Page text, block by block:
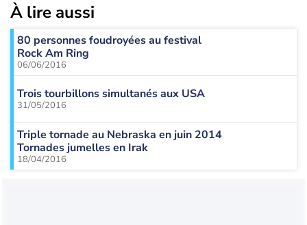
À lire aussi
80 personnes foudroyées au festival
Rock Am Ring
06/06/2016
Trois tourbillons simultanés aux USA
31/05/2016
Triple tornade au Nebraska en juin 2014
Tornades jumelles en Irak
18/04/2016